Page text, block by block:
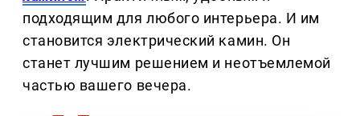
подходящим для любого интерьера. И им
становится электрический камин. Он
станет лучшим решением и неотъемлемой
частью вашего вечера.